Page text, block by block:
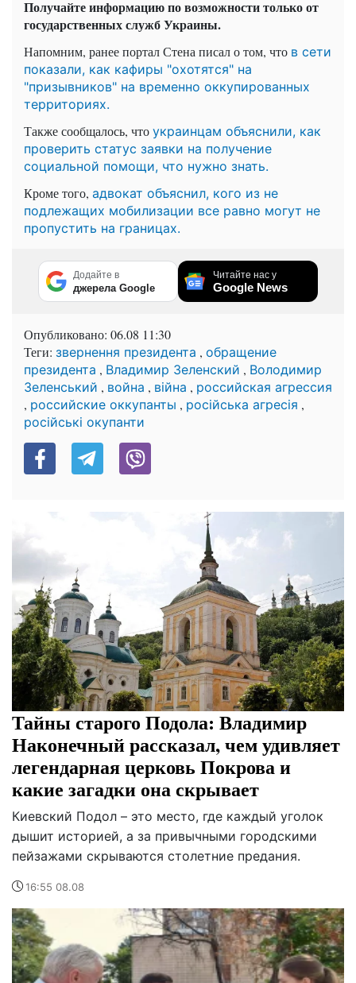
Получайте информацию по возможности только от
государственных служб Украины.
Напомним, ранее портал Стена писал о том, что в сети
показали, как кафиры "охотятся" на
"призывников" на временно оккупированных
территориях.
Также сообщалось, что украинцам объяснили, как
проверить статус заявки на получение
социальной помощи, что нужно знать.
Кроме того, адвокат объяснил, кого из не
подлежащих мобилизации все равно могут не
пропустить на границах.
Додайте в
джерела Google
Читайте нас у
Google News
Опубликовано: 06.08 11:30
Теги: звернення президента , обращение
президента , Владимир Зеленский , Володимир
Зеленський , война , війна , российская агрессия
, российские оккупанты , російська агресія ,
російські окупанти
Тайны старого Подола: Владимир
Наконечный рассказал, чем удивляет
легендарная церковь Покрова и
какие загадки она скрывает
Киевский Подол – это место, где каждый уголок
дышит историей, а за привычными городскими
пейзажами скрываются столетние предания.
16:55 08.08